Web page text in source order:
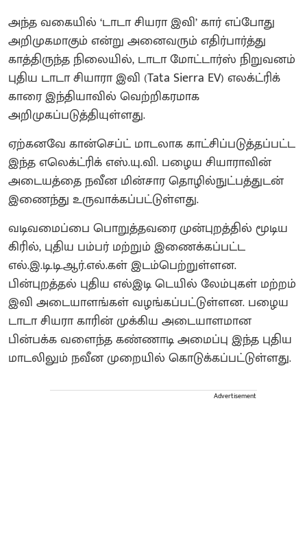
அந்த வகையில் ‘டாடா சியரா இவி’ கார் எப்போது
அறிமுகமாகும் என்று அனைவரும் எதிர்பார்த்து
காத்திருந்த நிலையில், டாடா மோட்டார்ஸ் நிறுவனம்
புதிய டாடா சியாரா இவி (Tata Sierra EV) எலக்ட்ரிக்
காரை இந்தியாவில் வெற்றிகரமாக
அறிமுகப்படுத்தியுள்ளது.
ஏற்கனவே கான்செப்ட் மாடலாக காட்சிப்படுத்தப்பட்ட
இந்த எலெக்ட்ரிக் எஸ்.யு.வி. பழைய சியாராவின்
அடையத்தை நவீன மின்சார தொழில்நுட்பத்துடன்
இணைந்து உருவாக்கப்பட்டுள்ளது.
வடிவமைப்பை பொறுத்தவரை முன்புறத்தில் மூடிய
கிரில், புதிய பம்பர் மற்றும் இணைக்கப்பட்ட
எல்.இ.டி.டி.ஆர்.எல்.கள் இடம்பெற்றுள்ளன.
பின்புறத்தல் புதிய எல்இடி டெயில் லேம்புகள் மற்றம்
இவி அடையாளங்கள் வழங்கப்பட்டுள்ளன. பழைய
டாடா சியரா காரின் முக்கிய அடையாளமான
பின்பக்க வளைந்த கண்ணாடி அமைப்பு இந்த புதிய
மாடலிலும் நவீன முறையில் கொடுக்கப்பட்டுள்ளது.
Advertisement